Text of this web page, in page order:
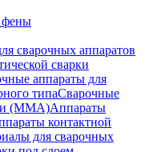
фены
сварочных аппаратов
сварки
аппараты для
типаСварочные
(MMA)Аппараты
контактной
для сварочных